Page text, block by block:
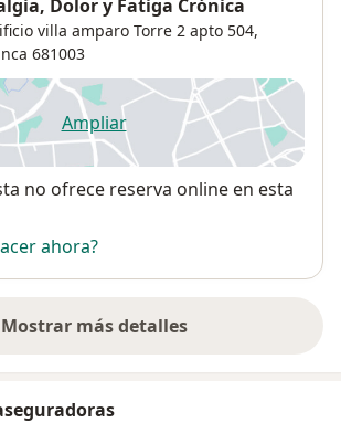
Dolor y Fatiga Crónica
villa amparo Torre 2 apto 504,
681003
Ampliarse abre en una nueva
no ofrece reserva online en esta
ahora?
Mostrar más detalles
sobre la dirección